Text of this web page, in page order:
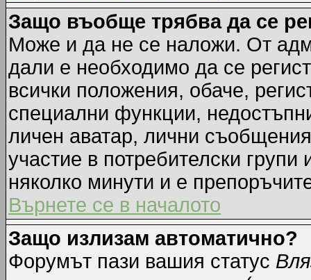
Защо въобще трябва да се
Може и да не се наложи. От
дали е необходимо да се
всички положения, обаче,
специални функции,
личен аватар, лични
участие в потребителски
няколко минути и е
Върнете се в началото
Защо излизам автоматично?
Форумът пази вашия статус